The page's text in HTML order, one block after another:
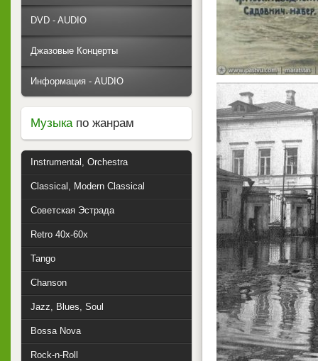
DVD - AUDIO
Джазовые Концерты
Информация - AUDIO
Музыкапо жанрам
Instrumental, Orchestra
Classical, Modern Classical
Советская Эстрада
Retro 40x-60x
Tango
Chanson
Jazz, Blues, Soul
Bossa Nova
Rock-n-Roll